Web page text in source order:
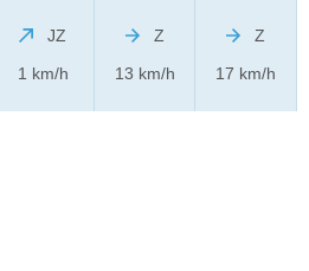
JZ
1 km/h
Z
13 km/h
Z
17 km/h